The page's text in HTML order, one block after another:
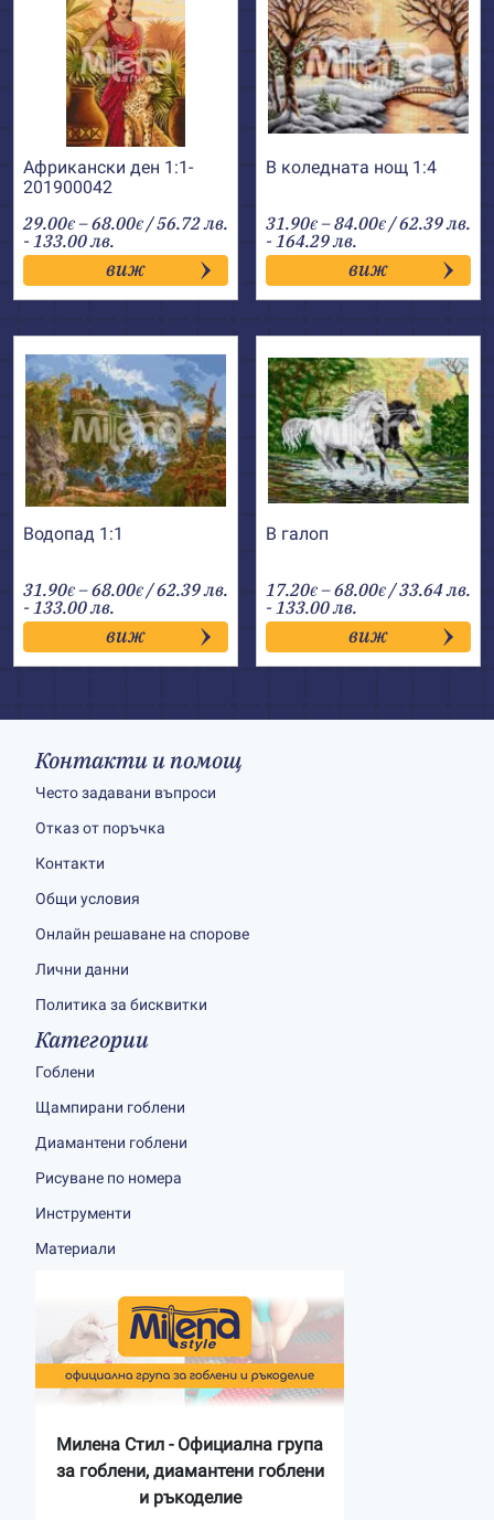
Африкански ден 1:1-
201900042
29.00€ –68.00€Price
range:
29.00€
through
68.00€
/ 56.72 лв.
- 133.00 лв.
виж
В коледната нощ 1:4
31.90€ –84.00€Price
range:
31.90€
through
84.00€
/ 62.39 лв.
- 164.29 лв.
виж
Водопад 1:1
31.90€ –68.00€Price
range:
31.90€
through
68.00€
/ 62.39 лв.
- 133.00 лв.
виж
В галоп
17.20€ –68.00€Price
range:
17.20€
through
68.00€
/ 33.64 лв.
- 133.00 лв.
виж
Контакти и помощ
Често задавани въпроси
Отказ от поръчка
Контакти
Общи условия
Онлайн решаване на спорове
Лични данни
Политика за бисквитки
Категории
Гоблени
Щампирани гоблени
Диамантени гоблени
Рисуване по номера
Инструменти
Материали
Милена Стил - Официална група
за гоблени, диамантени гоблени
и ръкоделие